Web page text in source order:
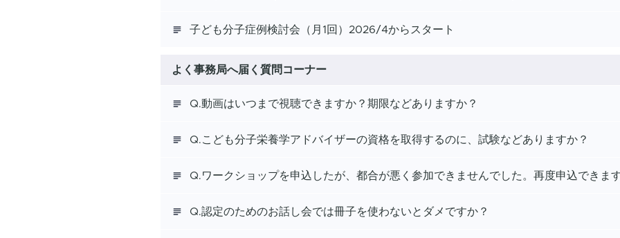
子ども分子症例検討会（月1回）2026/4からスタート
よく事務局へ届く質問コーナー
Q.動画はいつまで視聴できますか？期限などありますか？
Q.こども分子栄養学アドバイザーの資格を取得するのに、試験などありますか？
Q.ワークショップを申込したが、都合が悪く参加できませんでした。再度申込できま
Q.認定のためのお話し会では冊子を使わないとダメですか？